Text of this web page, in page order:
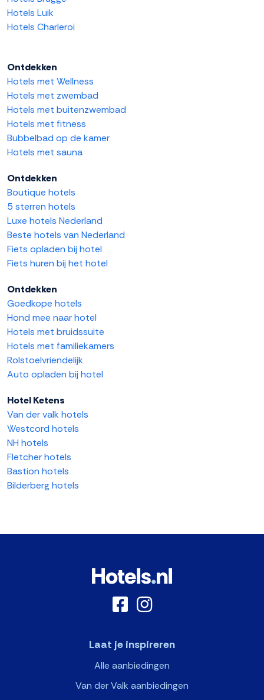
Hotels Luik
Hotels Charleroi
Ontdekken
Hotels met Wellness
Hotels met zwembad
Hotels met buitenzwembad
Hotels met fitness
Bubbelbad op de kamer
Hotels met sauna
Ontdekken
Boutique hotels
5 sterren hotels
Luxe hotels Nederland
Beste hotels van Nederland
Fiets opladen bij hotel
Fiets huren bij het hotel
Ontdekken
Goedkope hotels
Hond mee naar hotel
Hotels met bruidssuite
Hotels met familiekamers
Rolstoelvriendelijk
Auto opladen bij hotel
Hotel Ketens
Van der valk hotels
Westcord hotels
NH hotels
Fletcher hotels
Bastion hotels
Bilderberg hotels
Laat je inspireren
Alle aanbiedingen
Van der Valk aanbiedingen